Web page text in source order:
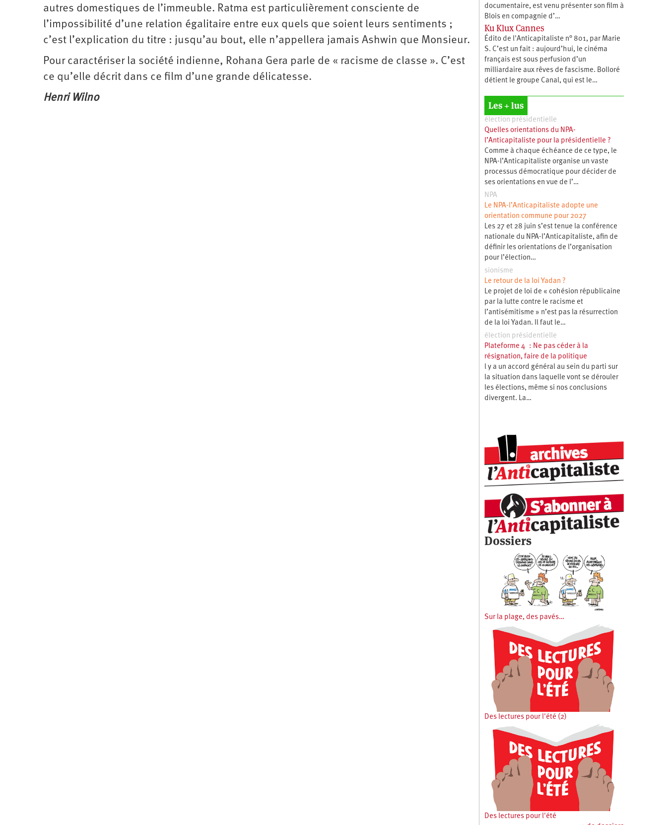
autres domestiques de l’immeuble. Ratma est particulièrement consciente de
l’impossibilité d’une relation égalitaire entre eux quels que soient leurs sentiments ;
c’est l’explication du titre : jusqu’au bout, elle n’appellera jamais Ashwin que Monsieur.
Pour caractériser la société indienne, Rohana Gera parle de « racisme de classe ». C’est
ce qu’elle décrit dans ce film d’une grande délicatesse.
Henri Wilno
documentaire, est venu présenter son film à
Blois en compagnie d’…
Ku Klux Cannes
Édito de l'Anticapitaliste n° 801, par Marie
S. C’est un fait : aujourd’hui, le cinéma
français est sous perfusion d’un
milliardaire aux rêves de fascisme. Bolloré
détient le groupe Canal, qui est le…
Les + lus
élection présidentielle
Quelles orientations du NPA-
l’Anticapitaliste pour la présidentielle ?
Comme à chaque échéance de ce type, le
NPA-l’Anticapitaliste organise un vaste
processus démocratique pour décider de
ses orientations en vue de l’…
NPA
Le NPA-l’Anticapitaliste adopte une
orientation commune pour 2027
Les 27 et 28 juin s’est tenue la conférence
nationale du NPA-l’Anticapitaliste, afin de
définir les orientations de l’organisation
pour l’élection…
sionisme
Le retour de la loi Yadan ?
Le projet de loi de « cohésion républicaine
par la lutte contre le racisme et
l’antisémitisme » n’est pas la résurrection
de la loi Yadan. Il faut le…
élection présidentielle
Plateforme 4 : Ne pas céder à la
résignation, faire de la politique
l y a un accord général au sein du parti sur
la situation dans laquelle vont se dérouler
les élections, même si nos conclusions
divergent. La…
Dossiers
Sur la plage, des pavés…
Des lectures pour l'été (2)
Des lectures pour l'été